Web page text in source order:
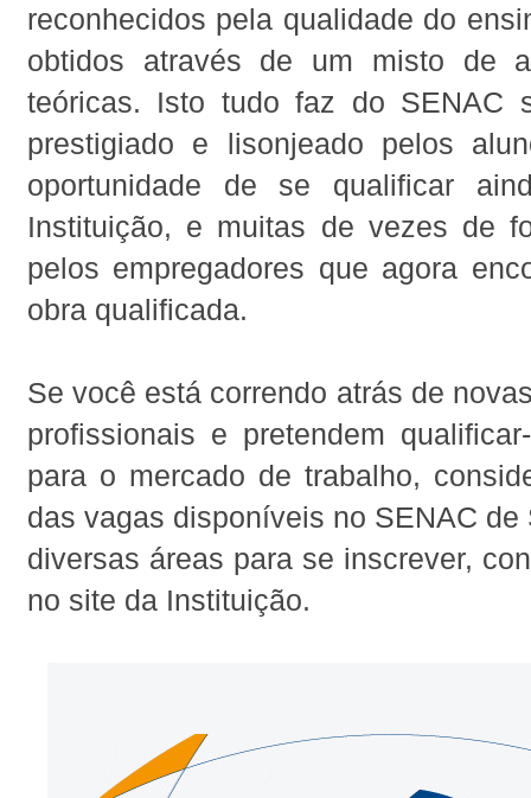
reconhecidos pela qualidade do
obtidos através de um misto de
teóricas. Isto tudo faz do SENAC
prestigiado e lisonjeado pelos
oportunidade de se qualificar
Instituição, e muitas de vezes de
pelos empregadores que agora
obra qualificada.
Se você está correndo atrás de
profissionais e pretendem
para o mercado de trabalho,
das vagas disponíveis no SENAC de
diversas áreas para se inscrever,
no site da Instituição.